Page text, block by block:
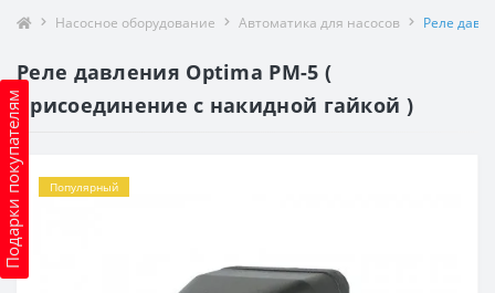
Подарки покупателям
Насосное оборудование Автоматика для насосов Реле
Реле давления Optima PM-5 (
присоединение с накидной гайкой )
Популярный